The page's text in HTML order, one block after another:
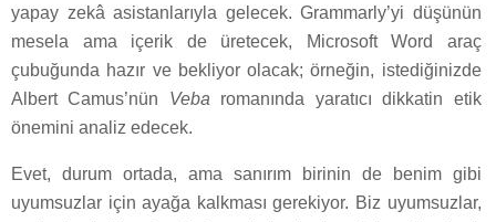
yapay zekâ asistanlarıyla gelecek. Grammarly’yi düşünün
mesela ama içerik de üretecek, Microsoft Word araç
çubuğunda hazır ve bekliyor olacak; örneğin, istediğinizde
Albert Camus’nün Veba romanında yaratıcı dikkatin etik
önemini analiz edecek.
Evet, durum ortada, ama sanırım birinin de benim gibi
uyumsuzlar için ayağa kalkması gerekiyor. Biz uyumsuzlar,